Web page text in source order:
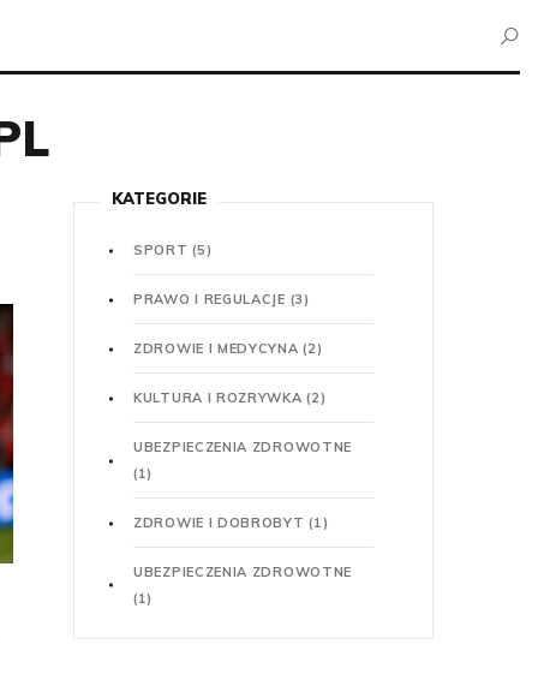
KATEGORIE
SPORT(5)
PRAWO I REGULACJE (3)
ZDROWIE I MEDYCYNA(2)
KULTURA I ROZRYWKA(2)
UBEZPIECZENIA ZDROWOTNE
(1)
ZDROWIE I DOBROBYT(1)
UBEZPIECZENIA ZDROWOTNE
(1)